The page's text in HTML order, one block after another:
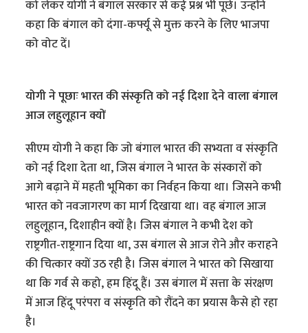
को लेकर योगी ने बंगाल सरकार से कई प्रश्न भी पूछे। उन्होंने
कहा कि बंगाल को दंगा-कर्फ्यू से मुक्त करने के लिए भाजपा
को वोट दें।
योगी ने पूछाः भारत की संस्कृति को नई दिशा देने वाला बंगाल
आज लहुलूहान क्यों
सीएम योगी ने कहा कि जो बंगाल भारत की सभ्यता व संस्कृति
को नई दिशा देता था, जिस बंगाल ने भारत के संस्कारों को
आगे बढ़ाने में महती भूमिका का निर्वहन किया था। जिसने कभी
भारत को नवजागरण का मार्ग दिखाया था। वह बंगाल आज
लहुलूहान, दिशाहीन क्यों है। जिस बंगाल ने कभी देश को
राष्ट्रगीत-राष्ट्रगान दिया था, उस बंगाल से आज रोने और कराहने
की चित्कार क्यों उठ रही है। जिस बंगाल ने भारत को सिखाया
था कि गर्व से कहो, हम हिंदू हैं। उस बंगाल में सत्ता के संरक्षण
में आज हिंदू परंपरा व संस्कृति को रौंदने का प्रयास कैसे हो रहा
है।